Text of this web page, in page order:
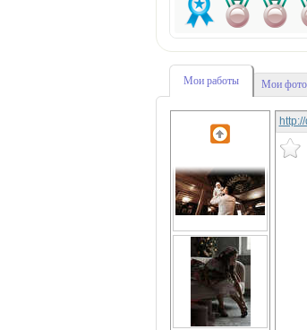
Мои работы Мои